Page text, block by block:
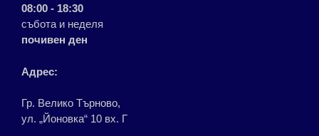
08:00 - 18:30
събота и неделя
почивен ден
Адрес:
Гр. Велико Търново,
ул. „Йоновка“ 10 вх. Г